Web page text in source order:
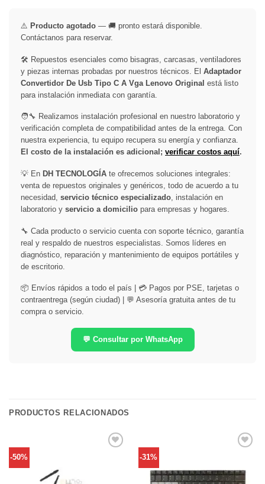
⚠️ Producto agotado — 🚚 pronto estará disponible.
Contáctanos para reservar.
🛠️ Repuestos esenciales como bisagras, carcasas, ventiladores
y piezas internas probadas por nuestros técnicos. El Adaptador
Convertidor De Usb Tipo C A Vga Lenovo Original está listo
para instalación inmediata con garantía.
🧑‍🔧 Realizamos instalación profesional en nuestro laboratorio y
verificación completa de compatibilidad antes de la entrega. Con
nuestra experiencia, tu equipo recupera su energía y confianza.
El costo de la instalación es adicional; verificar costos aquí.
💡 En DH TECNOLOGÍA te ofrecemos soluciones integrales:
venta de repuestos originales y genéricos, todo de acuerdo a tu
necesidad, servicio técnico especializado , instalación en
laboratorio y servicio a domicilio para empresas y hogares.
🔧 Cada producto o servicio cuenta con soporte técnico, garantía
real y respaldo de nuestros especialistas. Somos líderes en
diagnóstico, reparación y mantenimiento de equipos portátiles y
de escritorio.
📦 Envíos rápidos a todo el país | 💳 Pagos por PSE, tarjetas o
contraentrega (según ciudad) | 💬 Asesoría gratuita antes de tu
compra o servicio.
💬 Consultar por WhatsApp
PRODUCTOS RELACIONADOS
-50% -31%